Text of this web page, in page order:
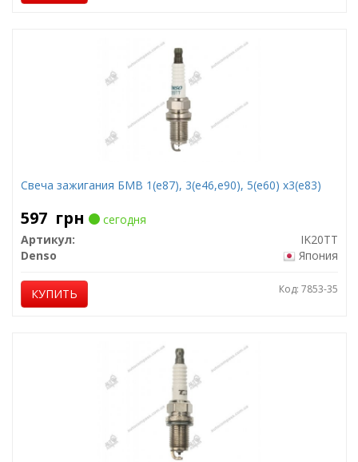
Свеча зажигания БМВ 1(е87), 3(е46,е90), 5(е60) х3(е83)
597 грн
сегодня
Артикул:
IK20TT
Denso
Япония
КУПИТЬ Код: 7853-35